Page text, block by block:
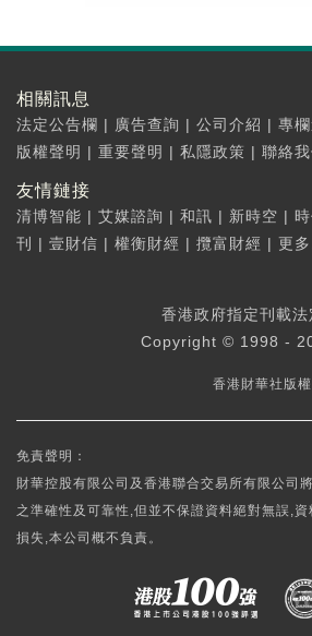
相關訊息
法定公告欄 | 廣告查詢 | 公司介紹 | 專
版權聲明 | 重要聲明 | 私隱政策 | 聯絡
友情鏈接
清博智能 | 艾媒諮詢 | 和訊 | 新時空 |
刊
| 壹財信 | 權衡財經 | 攬富財經 | 更
香港政府指定刊載
Copyright © 1998 -
香港財華社版
免責聲明：
財華控股有限公司及香港聯合交易所有限公司
之準確性及可靠性,但並不保證資料絕對無誤,
損失,本公司概不負責。